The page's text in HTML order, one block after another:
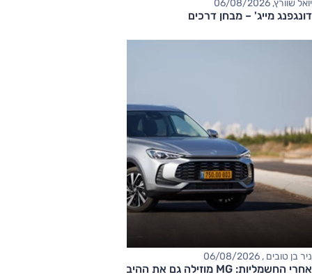
יואל שוורץ, 06/08/2026
דונגפנג מייג' – מבחן דרכים
ניר בן טובים , 06/08/2026
אחרי החשמליות: MG מוזילה גם את ההיברידיות